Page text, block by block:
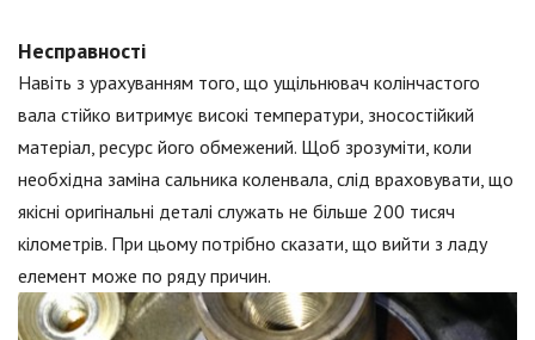
Несправності
Навіть з урахуванням того, що ущільнювач колінчастого
вала стійко витримує високі температури, зносостійкий
матеріал, ресурс його обмежений. Щоб зрозуміти, коли
необхідна заміна сальника коленвала, слід враховувати, що
якісні оригінальні деталі служать не більше 200 тисяч
кілометрів. При цьому потрібно сказати, що вийти з ладу
елемент може по ряду причин.